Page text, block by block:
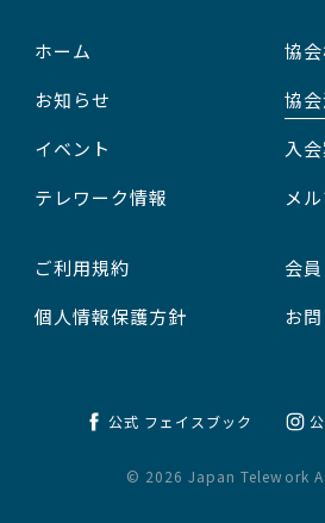
ホーム
お知らせ
イベント
テレワーク情報
協
協
入
メ
ご利用規約
個人情報保護方針
会
お
公式 フェイスブック
© 2026 Japan Telework